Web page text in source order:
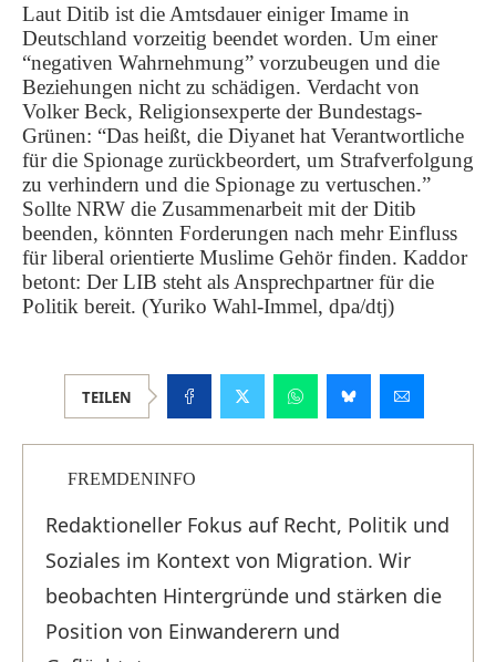
Laut Ditib ist die Amtsdauer einiger Imame in
Deutschland vorzeitig beendet worden. Um einer
“negativen Wahrnehmung” vorzubeugen und die
Beziehungen nicht zu schädigen. Verdacht von
Volker Beck, Religionsexperte der Bundestags-
Grünen: “Das heißt, die Diyanet hat Verantwortliche
für die Spionage zurückbeordert, um Strafverfolgung
zu verhindern und die Spionage zu vertuschen.”
Sollte NRW die Zusammenarbeit mit der Ditib
beenden, könnten Forderungen nach mehr Einfluss
für liberal orientierte Muslime Gehör finden. Kaddor
betont: Der LIB steht als Ansprechpartner für die
Politik bereit. (Yuriko Wahl-Immel, dpa/dtj)
TEILEN
FREMDENINFO
Redaktioneller Fokus auf Recht, Politik und
Soziales im Kontext von Migration. Wir
beobachten Hintergründe und stärken die
Position von Einwanderern und